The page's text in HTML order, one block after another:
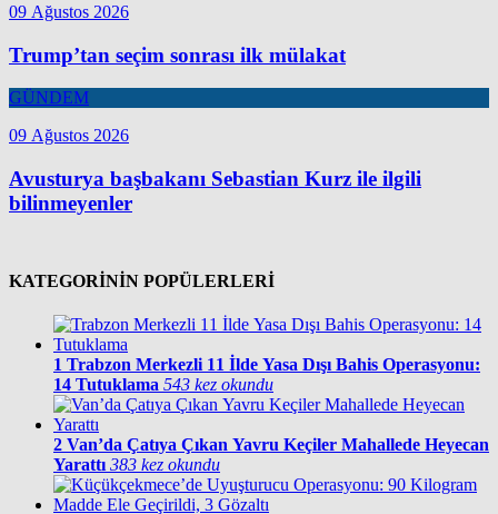
09 Ağustos 2026
Trump’tan seçim sonrası ilk mülakat
GÜNDEM
09 Ağustos 2026
Avusturya başbakanı Sebastian Kurz ile ilgili
bilinmeyenler
KATEGORİNİN POPÜLERLERİ
1 Trabzon Merkezli 11 İlde Yasa Dışı Bahis Operasyonu:
14 Tutuklama 543 kez okundu
2 Van’da Çatıya Çıkan Yavru Keçiler Mahallede Heyecan
Yarattı 383 kez okundu